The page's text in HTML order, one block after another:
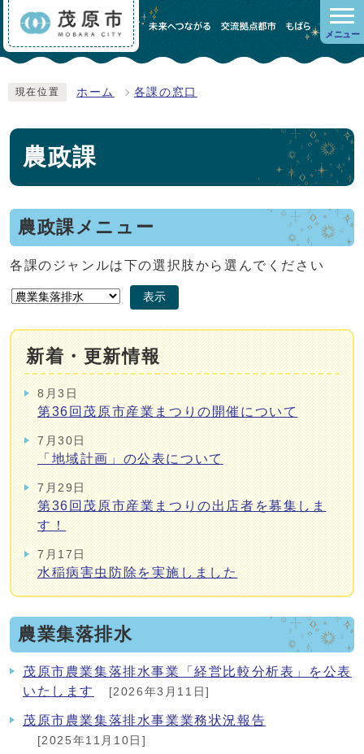
メニュー
現在位置 ホーム 各課の窓口
農政課
農政課メニュー
各課のジャンルは下の選択肢から選んでください
表示
新着・更新情報
8月3日
第36回茂原市産業まつりの開催について
7月30日
「地域計画」の公表について
7月29日
第36回茂原市産業まつりの出店者を募集しま
す！
7月17日
水稲病害虫防除を実施しました
農業集落排水
茂原市農業集落排水事業「経営比較分析表」を公表
いたします
[2026年3月11日]
茂原市農業集落排水事業業務状況報告
[2025年11月10日]